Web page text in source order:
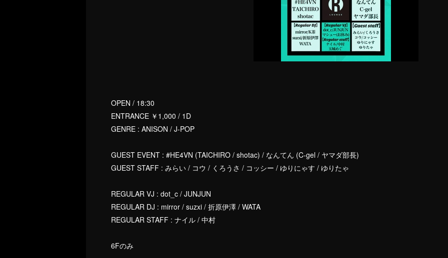
OPEN / 18:30
ENTRANCE ￥1,000 / 1D
GENRE : ANISON / J-POP
GUEST EVENT : #HE4VN (TAICHIRO / shotac) / なんてん (C-gel / ヤマダ部長)
GUEST STAFF : みらい / コウ / くろうさ / コッシー / ゆりにゃす / ゆりたゃ
REGULAR VJ : dot_c / JUNJUN
REGULAR DJ : mirror / suzxi / 折原伊澤 / WATA
REGULAR STAFF : ナイル / 中村
6Fのみ